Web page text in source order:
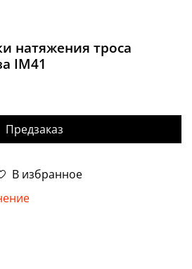
натяжения троса
IM41
В избранное
Предзаказ